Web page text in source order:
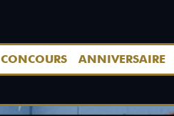
CONCOURS ANNIVERSAIRE